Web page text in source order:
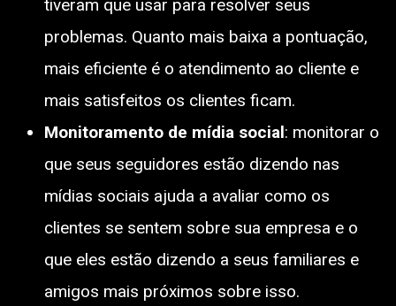
tiveram que usar para resolver seus
problemas. Quanto mais baixa a pontuação,
mais eficiente é o atendimento ao cliente e
mais satisfeitos os clientes ficam.
Monitoramento de mídia social: monitorar o
que seus seguidores estão dizendo nas
mídias sociais ajuda a avaliar como os
clientes se sentem sobre sua empresa e o
que eles estão dizendo a seus familiares e
amigos mais próximos sobre isso.